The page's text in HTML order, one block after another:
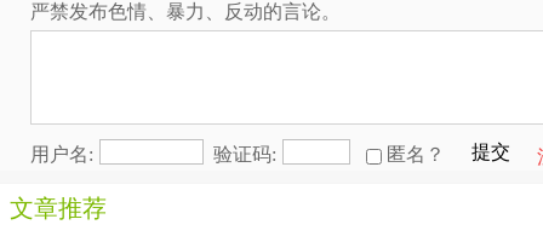
严禁发布色情、暴力、反动的言论。
用户名: 验证码: 匿名？ 提交
文章推荐